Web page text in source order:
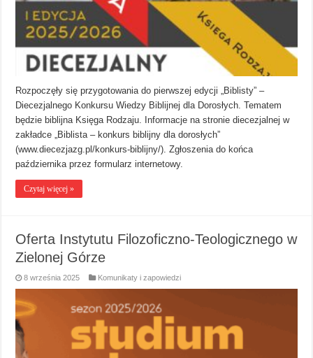
Rozpoczęły się przygotowania do pierwszej edycji „Biblisty” –
Diecezjalnego Konkursu Wiedzy Biblijnej dla Dorosłych. Tematem
będzie biblijna Księga Rodzaju. Informacje na stronie diecezjalnej w
zakładce „Biblista – konkurs biblijny dla dorosłych”
(www.diecezjazg.pl/konkurs-biblijny/). Zgłoszenia do końca
października przez formularz internetowy.
Czytaj więcej »
Oferta Instytutu Filozoficzno-Teologicznego w
Zielonej Górze
8 września 2025 Komunikaty i zapowiedzi